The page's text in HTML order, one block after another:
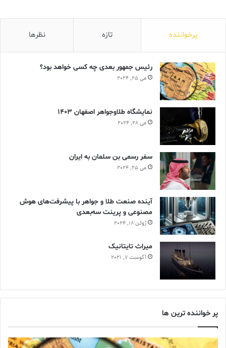
پرخواننده تازه نظرها
رئیس جمهور بعدی چه کسی خواهد بود؟
می 25, 2024
نمایشگاه طلاوجواهر اصفهان 1403
می 28, 2024
سفر رسمی بن سلمان به ایران
می 25, 2024
آینده صنعت طلا و جواهر با پیشرفت‌های هوش
مصنوعی و پرینت سه‌بعدی
ژوئن 18, 2024
ميراث تايتانيک
آگوست 7, 2021
پر خواننده ترین ها